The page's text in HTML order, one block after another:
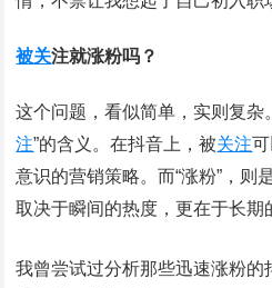
被关注就涨粉吗？
这个问题，看似简单，实则复杂
注”的含义。在抖音上，被关注
意识的营销策略。而“涨粉”，则
取决于瞬间的热度，更在于长期
我曾尝试过分析那些迅速涨粉的